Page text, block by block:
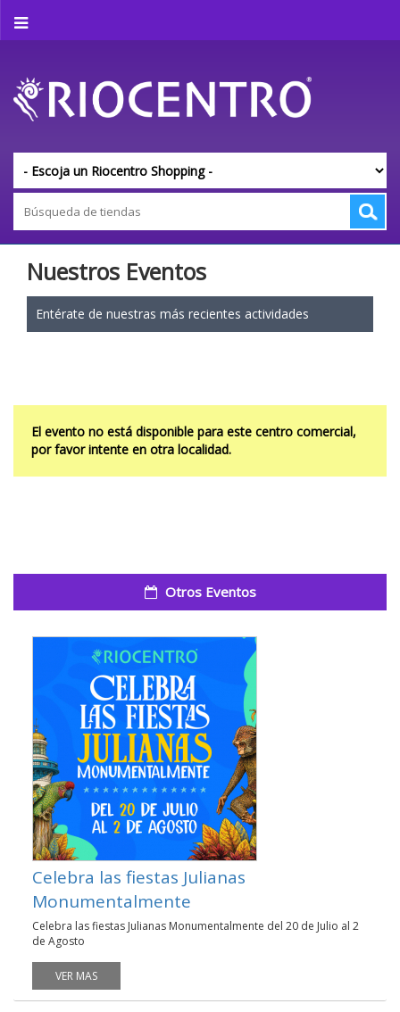
Nuestros Eventos
Entérate de nuestras más recientes actividades
El evento no está disponible para este centro comercial,
por favor intente en otra localidad.
Otros Eventos
Celebra las fiestas Julianas
Monumentalmente
Celebra las fiestas Julianas Monumentalmente del 20 de Julio al 2
de Agosto
VER MAS